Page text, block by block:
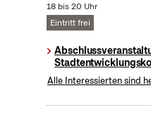
18 bis 20 Uhr
Eintritt frei
Alle Interessierten sind